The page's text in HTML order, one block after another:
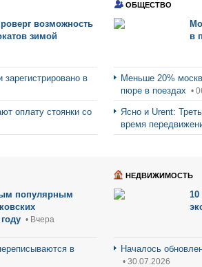
возможность
зимой
в
оплату стоянки со
ОБЩЕСТВО
в
Меньше 20%
пюре в поездах •
Ясно и Urent:
время
популярным
• Вчера
в
НЕДВИЖИМОСТЬ
10
Началось
• 30.07.2026